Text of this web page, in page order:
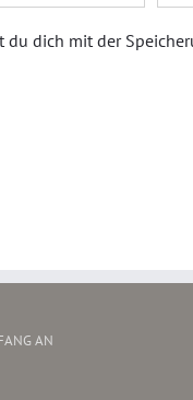
dich mit der
AN